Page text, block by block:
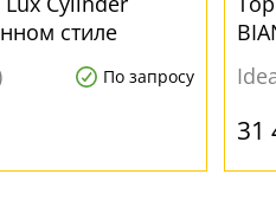
стиле
По запросу
31